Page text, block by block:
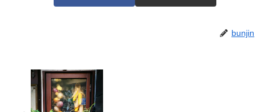
bunjin